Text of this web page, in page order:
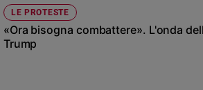
Costume
Cultura
LE PROTESTE
«Ora bisogna combattere». L'onda
Trump